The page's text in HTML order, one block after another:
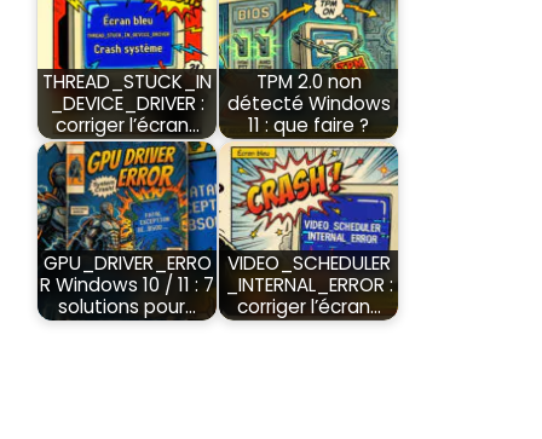
THREAD_STUCK_IN
_DEVICE_DRIVER :
corriger l’écran…
TPM 2.0 non
détecté Windows
11 : que faire ?
GPU_DRIVER_ERRO
R Windows 10 / 11 : 7
solutions pour…
VIDEO_SCHEDULER
_INTERNAL_ERROR :
corriger l’écran…